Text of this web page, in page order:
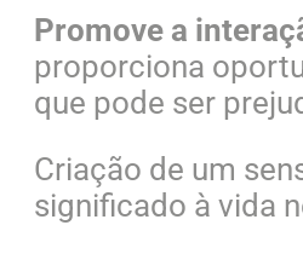
Promove a
proporciona
que pode ser
Criação de um
significado à vida